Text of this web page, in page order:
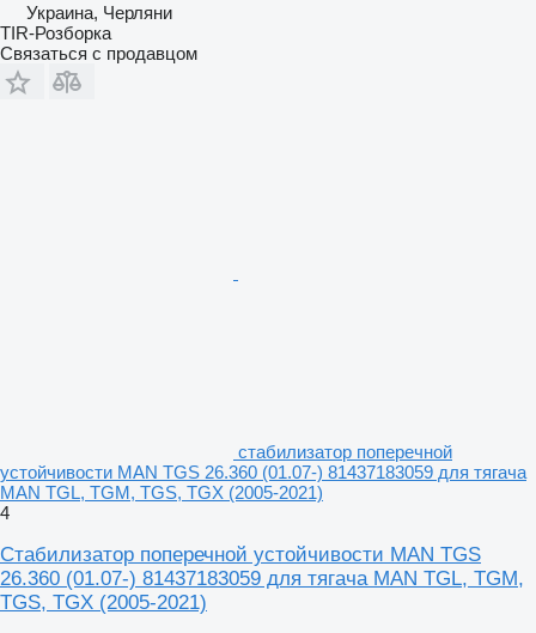
Украина, Черляни
TIR-Розборка
Связаться с продавцом
стабилизатор поперечной
устойчивости MAN TGS 26.360 (01.07-) 81437183059 для тягача
MAN TGL, TGM, TGS, TGX (2005-2021)
4
Стабилизатор поперечной устойчивости MAN TGS
26.360 (01.07-) 81437183059 для тягача MAN TGL, TGM,
TGS, TGX (2005-2021)